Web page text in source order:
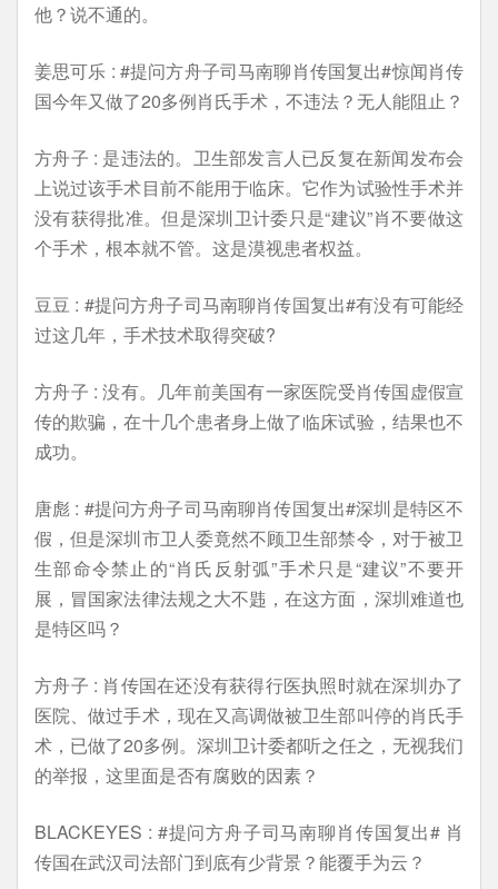
他？说不通的。
姜思可乐 : #提问方舟子司马南聊肖传国复出#惊闻肖传
国今年又做了20多例肖氏手术，不违法？无人能阻止？
方舟子 : 是违法的。卫生部发言人已反复在新闻发布会
上说过该手术目前不能用于临床。它作为试验性手术并
没有获得批准。但是深圳卫计委只是“建议”肖不要做这
个手术，根本就不管。这是漠视患者权益。
豆豆 : #提问方舟子司马南聊肖传国复出#有没有可能经
过这几年，手术技术取得突破?
方舟子 : 没有。几年前美国有一家医院受肖传国虚假宣
传的欺骗，在十几个患者身上做了临床试验，结果也不
成功。
唐彪 : #提问方舟子司马南聊肖传国复出#深圳是特区不
假，但是深圳市卫人委竟然不顾卫生部禁令，对于被卫
生部命令禁止的“肖氏反射弧”手术只是“建议”不要开
展，冒国家法律法规之大不韪，在这方面，深圳难道也
是特区吗？
方舟子 : 肖传国在还没有获得行医执照时就在深圳办了
医院、做过手术，现在又高调做被卫生部叫停的肖氏手
术，已做了20多例。深圳卫计委都听之任之，无视我们
的举报，这里面是否有腐败的因素？
BLACKEYES : #提问方舟子司马南聊肖传国复出# 肖
传国在武汉司法部门到底有少背景？能覆手为云？